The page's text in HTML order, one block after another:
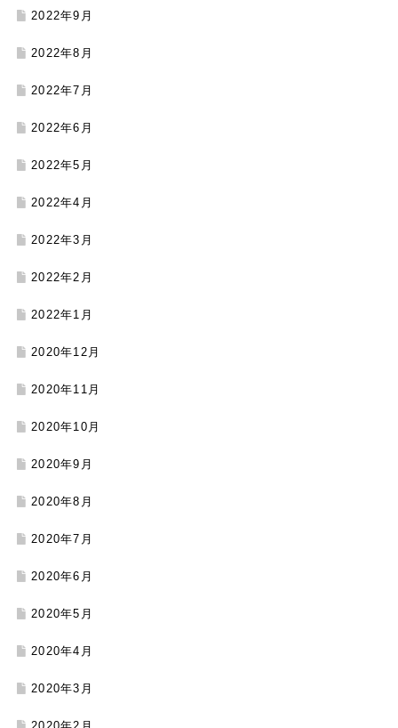
2022年9月
2022年8月
2022年7月
2022年6月
2022年5月
2022年4月
2022年3月
2022年2月
2022年1月
2020年12月
2020年11月
2020年10月
2020年9月
2020年8月
2020年7月
2020年6月
2020年5月
2020年4月
2020年3月